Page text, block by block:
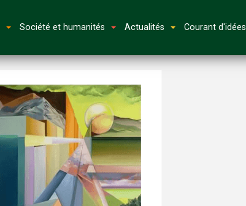
Société et humanités Actualités Courant d'idées